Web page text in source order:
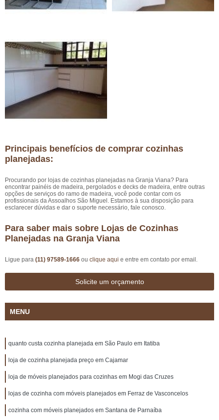
Principais benefícios de comprar cozinhas
planejadas:
Procurando por lojas de cozinhas planejadas na Granja Viana? Para
encontrar painéis de madeira, pergolados e decks de madeira, entre outras
opções de serviços do ramo de madeira, você pode contar com os
profissionais da Assoalhos São Miguel. Estamos à sua disposição para
esclarecer dúvidas e dar o suporte necessário, fale conosco.
Para saber mais sobre Lojas de Cozinhas
Planejadas na Granja Viana
Ligue para (11) 97589-1666 ou clique aqui e entre em contato por email.
Solicite um orçamento
MENU
quanto custa cozinha planejada em São Paulo em Itatiba
loja de cozinha planejada preço em Cajamar
loja de móveis planejados para cozinhas em Mogi das Cruzes
lojas de cozinha com móveis planejados em Ferraz de Vasconcelos
cozinha com móveis planejados em Santana de Parnaíba